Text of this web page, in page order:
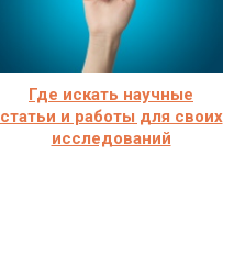
Где искать научные
статьи и работы для своих
исследований